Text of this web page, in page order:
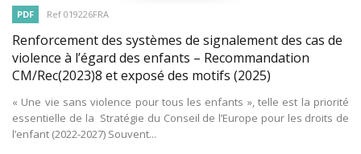
PDF Ref 019226FRA
Renforcement des systèmes de signalement des cas de
violence à l’égard des enfants – Recommandation
CM/Rec(2023)8 et exposé des motifs (2025)
« Une vie sans violence pour tous les enfants », telle est la priorité
essentielle de la Stratégie du Conseil de l’Europe pour les droits de
l’enfant (2022-2027) Souvent...